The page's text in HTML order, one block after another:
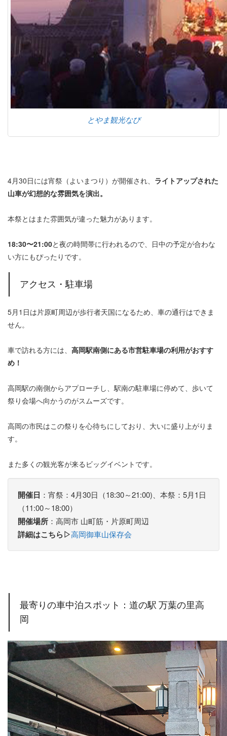
とやま観光なび
4月30日には宵祭（よいまつり）が開催され、 ライトアップされた
山車が幻想的な雰囲気を演出。
本祭とはまた雰囲気が違った魅力があります。
18:30〜21:00と夜の時間帯に行われるので、日中の予定が合わな
い方にもぴったりです。
アクセス・駐車場
5月1日は片原町周辺が歩行者天国になるため、車の通行はできま
せん。
車で訪れる方には、 高岡駅南側にある市営駐車場の利用がおすす
め！
高岡駅の南側からアプローチし、駅南の駐車場に停めて、歩いて
祭り会場へ向かうのがスムーズです。
高岡の市民はこの祭りを心待ちにしており、大いに盛り上がりま
す。
また多くの観光客が来るビッグイベントです。
開催日 ：宵祭：4月30日（18:30～21:00)、本祭：5月1日
（11:00～18:00）
開催場所 ：高岡市 山町筋・片原町周辺
詳細はこちら▷高岡御車山保存会
最寄りの車中泊スポット：道の駅 万葉の里高
岡